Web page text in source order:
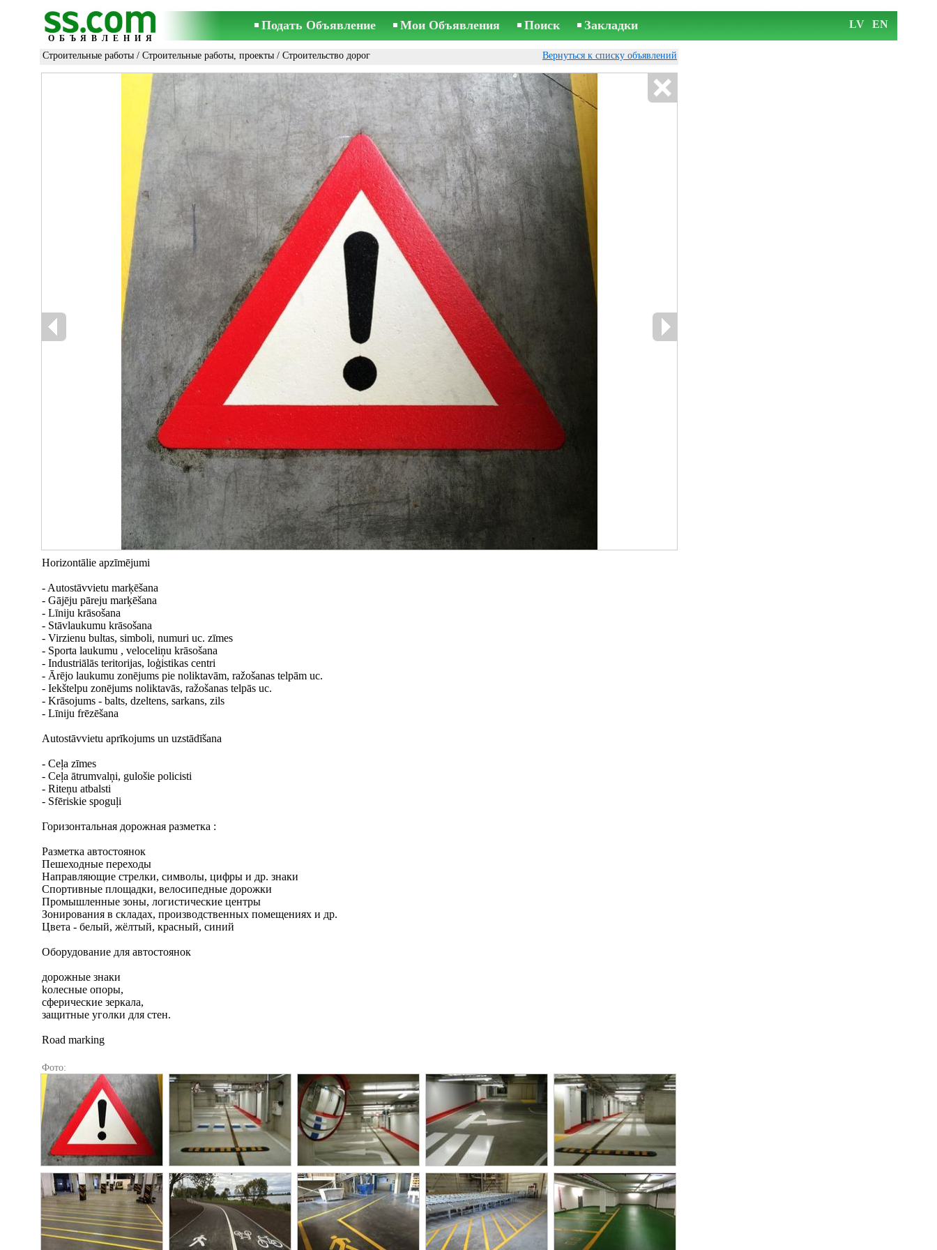
ОБЪЯВЛЕНИЯ
Подать Объявление Мои Объявления Поиск Закладки LV EN
Строительные работы / Строительные работы, проекты / Строительство дорог Вернуться к списку объявлений
Horizontālie apzīmējumi
- Autostāvvietu marķēšana
- Gājēju pāreju marķēšana
- Līniju krāsošana
- Stāvlaukumu krāsošana
- Virzienu bultas, simboli, numuri uc. zīmes
- Sporta laukumu , veloceliņu krāsošana
- Industriālās teritorijas, loģistikas centri
- Ārējo laukumu zonējums pie noliktavām, ražošanas telpām uc.
- Iekštelpu zonējums noliktavās, ražošanas telpās uc.
- Krāsojums - balts, dzeltens, sarkans, zils
- Līniju frēzēšana
Autostāvvietu aprīkojums un uzstādīšana
- Ceļa zīmes
- Ceļa ātrumvalņi, gulošie policisti
- Riteņu atbalsti
- Sfēriskie spoguļi
Горизонтальная дорожная разметка :
Pазметка aвтостоянoк
Пешеходные переходы
Направляющие стрелки, символы, цифры и др. знаки
Спортивные площадки, велосипедные дорожки
Промышленные зоны, логистические центры
Зонирования в складах, производственных помещениях и др.
Цвета - белый, жёлтый, красный, синий
Оборудование для автостоянок
дорожные знаки
kолесные опоры,
сферические зеркала,
защитные уголки для стен.
Road marking
Фото: